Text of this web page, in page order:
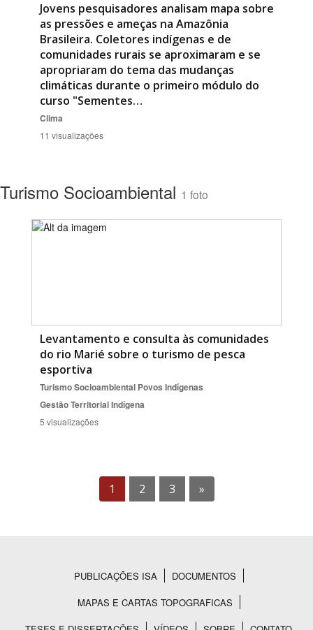
Jovens pesquisadores analisam mapa sobre
as pressões e ameças na Amazônia
Brasileira. Coletores indígenas e de
comunidades rurais se aproximaram e se
apropriaram do tema das mudanças
climáticas durante o primeiro módulo do
curso "Sementes…
Clima
11 visualizações
Turismo Socioambiental 1 foto
Levantamento e consulta às comunidades
do rio Marié sobre o turismo de pesca
esportiva
Turismo Socioambiental Povos Indígenas
Gestão Territorial Indígena
5 visualizações
1 2 3 »
Rodapé
PUBLICAÇÕES ISA
DOCUMENTOS
MAPAS E CARTAS TOPOGRAFICAS